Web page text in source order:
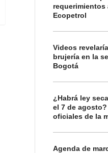
requerimientos
Ecopetrol
Videos
brujería en la
Bogotá
¿Habrá ley
el 7 de
oficiales de la
Agenda de